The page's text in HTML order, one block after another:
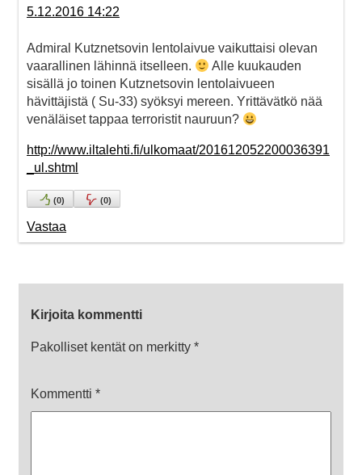
5.12.2016 14:22
Admiral Kutznetsovin lentolaivue vaikuttaisi olevan
vaarallinen lähinnä itselleen.
Alle kuukauden
sisällä jo toinen Kutznetsovin lentolaivueen
hävittäjistä ( Su-33) syöksyi mereen. Yrittävätkö nää
venäläiset tappaa terroristit nauruun?
http://www.iltalehti.fi/ulkomaat/201612052200036391
_ul.shtml
(0) (0)
Vastaa
Kirjoita kommentti
Pakolliset kentät on merkitty *
Kommentti *